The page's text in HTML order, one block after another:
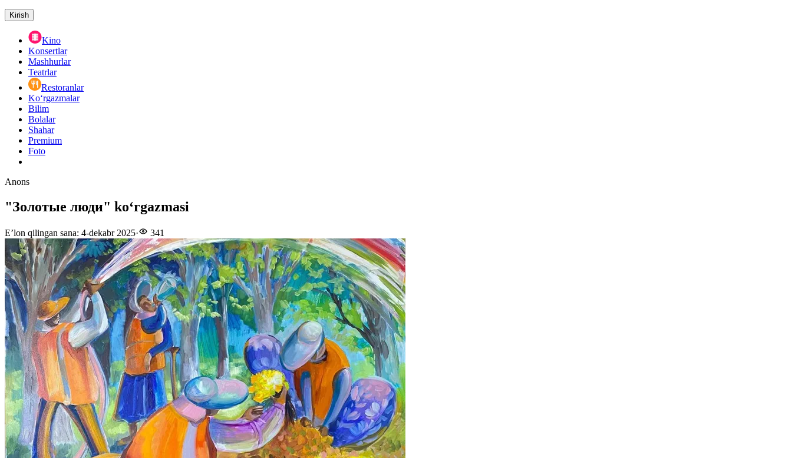
Kirish
Kino
Konsertlar
Mashhurlar
Teatrlar
Restoranlar
Ko‘rgazmalar
Bilim
Bolalar
Shahar
Premium
Foto
Anons
"Золотые люди" koʻrgazmasi
E’lon qilingan sana: 4-dekabr 2025· 341